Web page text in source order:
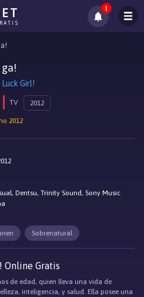
1
Girl!
TV 2012
2012
Dentsu, Trinity Sound, Sony Music
Sobrenatural
Online Gratis
de edad, quien lleva una vida de
inteligencia, y salud. Ella posee una